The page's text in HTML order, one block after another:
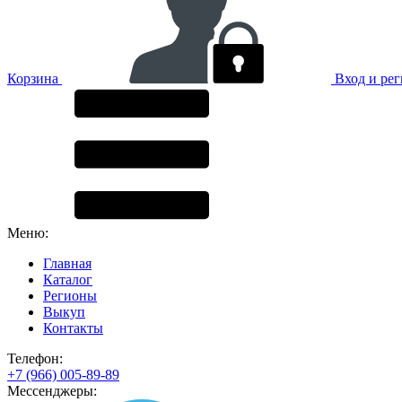
Корзина Вход и
Меню:
Главная
Каталог
Регионы
Выкуп
Контакты
Телефон:
+7 (966) 005-89-89
Мессенджеры: